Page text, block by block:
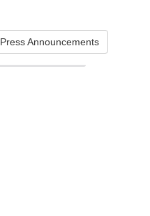
Announcements